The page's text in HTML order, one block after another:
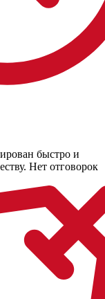
быстро и
Нет отговорок